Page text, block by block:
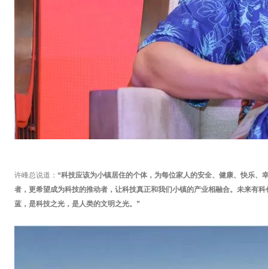
许峰总说道： “科技应该为小镇居住的个体，为每位家人的安全、健康、快乐
者，更希望成为科技的推动者，让科技真正和我们小镇的产业相融合。未来
蓝，是科技之光，是人类的文明之光。”